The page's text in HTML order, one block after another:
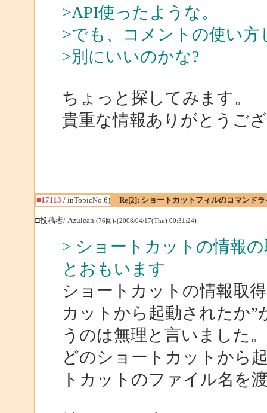
>API使ったような。
>でも、コメントの使い
>別にいいのかな?
ちょっと探してみます。
貴重な情報ありがとうご
■17113 / inTopicNo.6) Re[2]: ショートカットフィルのコマンド
□投稿者/ Azulean (76回)-(2008/04/17(Thu) 00:31:24)
> ショートカットの情報
とおもいます
ショートカットの情報取
カットから起動されたか
うのは無理と言いました。
どのショートカットから
トカットのファイル名を